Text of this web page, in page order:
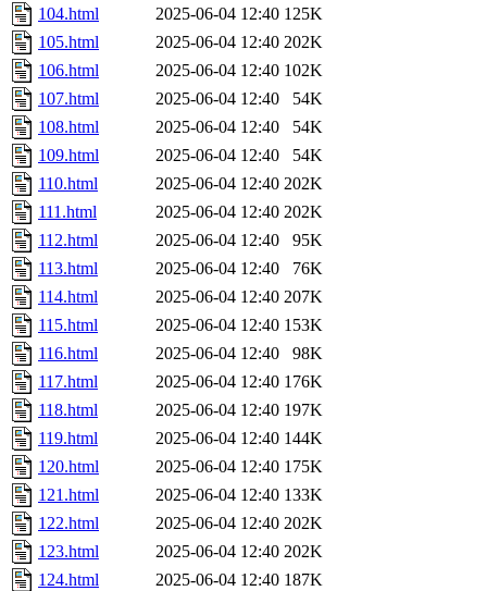
104.html
2025-06-04 12:40 125K
105.html
2025-06-04 12:40 202K
106.html
2025-06-04 12:40 102K
107.html
2025-06-04 12:40
54K
108.html
2025-06-04 12:40
54K
109.html
2025-06-04 12:40
54K
110.html
2025-06-04 12:40 202K
111.html
2025-06-04 12:40 202K
112.html
2025-06-04 12:40
95K
113.html
2025-06-04 12:40
76K
114.html
2025-06-04 12:40 207K
115.html
2025-06-04 12:40 153K
116.html
2025-06-04 12:40
98K
117.html
2025-06-04 12:40 176K
118.html
2025-06-04 12:40 197K
119.html
2025-06-04 12:40 144K
120.html
2025-06-04 12:40 175K
121.html
2025-06-04 12:40 133K
122.html
2025-06-04 12:40 202K
123.html
2025-06-04 12:40 202K
124.html
2025-06-04 12:40 187K